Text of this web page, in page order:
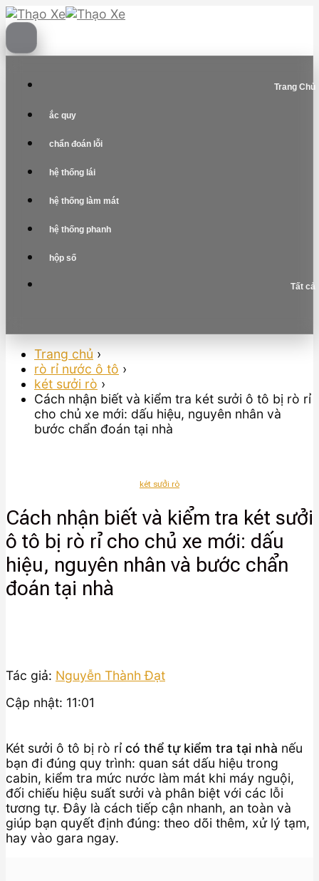
Skip
to
content
Trang Chủ
ắc quy
chẩn đoán lỗi
hệ thống lái
hệ thống làm mát
hệ thống phanh
hộp số
Tất cả
Trang chủ ›
rò rỉ nước ô tô ›
két sưởi rò ›
Cách nhận biết và kiểm tra két sưởi ô tô bị rò rỉ
cho chủ xe mới: dấu hiệu, nguyên nhân và
bước chẩn đoán tại nhà
két sưởi rò
Cách nhận biết và kiểm tra két sưởi
ô tô bị rò rỉ cho chủ xe mới: dấu
hiệu, nguyên nhân và bước chẩn
đoán tại nhà
Tác giả: Nguyễn Thành Đạt
Cập nhật: 11:01
Két sưởi ô tô bị rò rỉ có thể tự kiểm tra tại nhà nếu
bạn đi đúng quy trình: quan sát dấu hiệu trong
cabin, kiểm tra mức nước làm mát khi máy nguội,
đối chiếu hiệu suất sưởi và phân biệt với các lỗi
tương tự. Đây là cách tiếp cận nhanh, an toàn và
giúp bạn quyết định đúng: theo dõi thêm, xử lý tạm,
hay vào gara ngay.